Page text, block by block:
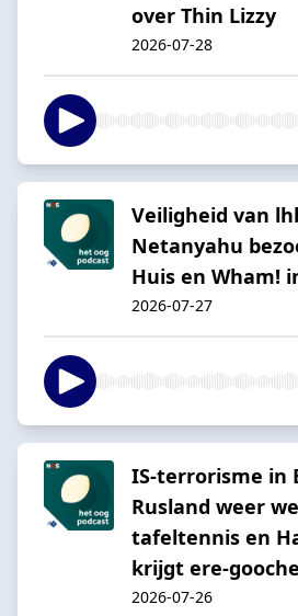
over Thin Lizzy
2026-07-28
Veiligheid van
Netanyahu
Huis en Wham!
2026-07-27
IS-terrorisme in
Rusland weer
tafeltennis en
krijgt ere-
2026-07-26